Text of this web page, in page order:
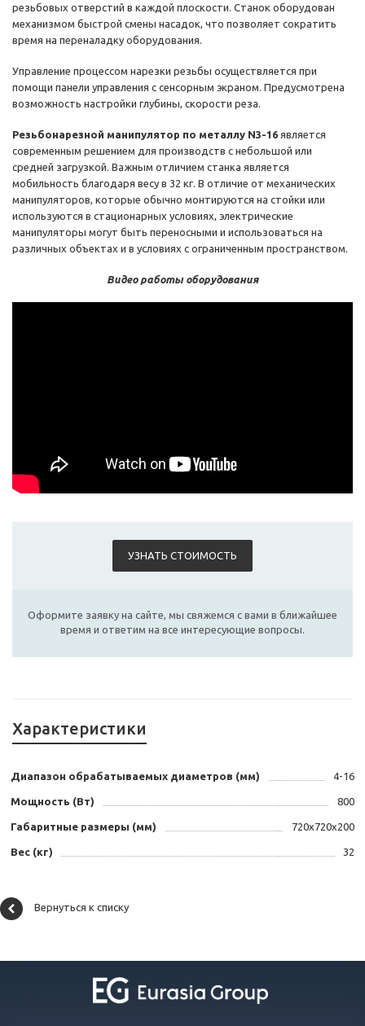
резьбовых отверстий в каждой плоскости. Станок оборудован
механизмом быстрой смены насадок, что позволяет сократить
время на переналадку оборудования.
Управление процессом нарезки резьбы осуществляется при
помощи панели управления с сенсорным экраном. Предусмотрена
возможность настройки глубины, скорости реза.
Резьбонарезной манипулятор по металлу N3-16 является
современным решением для производств с небольшой или
средней загрузкой. Важным отличием станка является
мобильность благодаря весу в 32 кг. В отличие от механических
манипуляторов, которые обычно монтируются на стойки или
используются в стационарных условиях, электрические
манипуляторы могут быть переносными и использоваться на
различных объектах и в условиях с ограниченным пространством.
Видео работы оборудования
УЗНАТЬ СТОИМОСТЬ
Оформите заявку на сайте, мы свяжемся с вами в ближайшее
время и ответим на все интересующие вопросы.
Характеристики
Диапазон обрабатываемых диаметров (мм) 4-16
Мощность (Вт) 800
Габаритные размеры (мм) 720x720x200
Вес (кг) 32
Вернуться к списку